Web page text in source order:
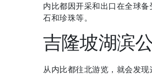
内比都宾乐雅酒店
回到全球首页
内比都因开采和出口在全球
石和珍珠等。
吉隆坡湖滨
从内比都往北游览，就会发